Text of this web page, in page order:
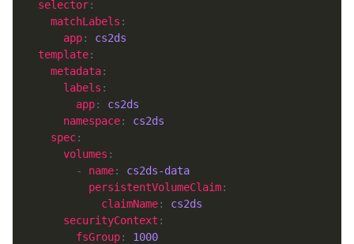
selector
matchLabels
app: cs2ds
template
metadata
labels
app: cs2ds
namespace: cs2ds
spec
volumes
        -
name: cs2ds-data
persistentVolumeClaim
claimName: cs2ds
securityContext
fsGroup: 1000